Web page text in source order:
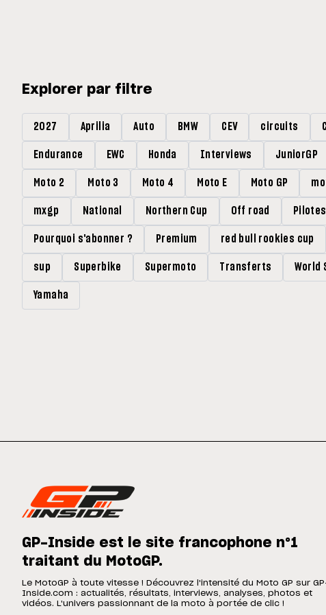
Explorer par filtre
2027 Aprilia Auto BMW CEV circuits
Endurance EWC Honda Interviews JuniorGP
Moto 2 Moto 3 Moto 4 Moto E Moto GP
mxgp National Northern Cup Off road
Pourquoi s'abonner ? Premium red bull rookies cup
sup Superbike Supermoto Transferts World
Yamaha
GP-Inside est le site francophone n°1
traitant du MotoGP.
Le MotoGP à toute vitesse ! Découvrez l'intensité du Moto GP sur
Inside.com : actualités, résultats, interviews, analyses, photos et
vidéos. L'univers passionnant de la moto à portée de clic !